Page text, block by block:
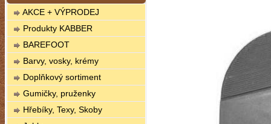
AKCE + VÝPRODEJ
Produkty KABBER
BAREFOOT
Barvy, vosky, krémy
Doplňkový sortiment
Gumičky, pruženky
Hřebíky, Texy, Skoby